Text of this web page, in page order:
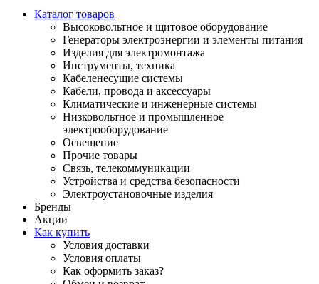
Каталог товаров
Высоковольтное и щитовое оборудование
Генераторы электроэнергии и элементы питания
Изделия для электромонтажа
Инструменты, техника
Кабеленесущие системы
Кабели, провода и аксессуары
Климатические и инженерные системы
Низковольтное и промышленное
электрооборудование
Освещение
Прочие товары
Связь, телекоммуникации
Устройства и средства безопасности
Электроустановочные изделия
Бренды
Акции
Как купить
Условия доставки
Условия оплаты
Как оформить заказ?